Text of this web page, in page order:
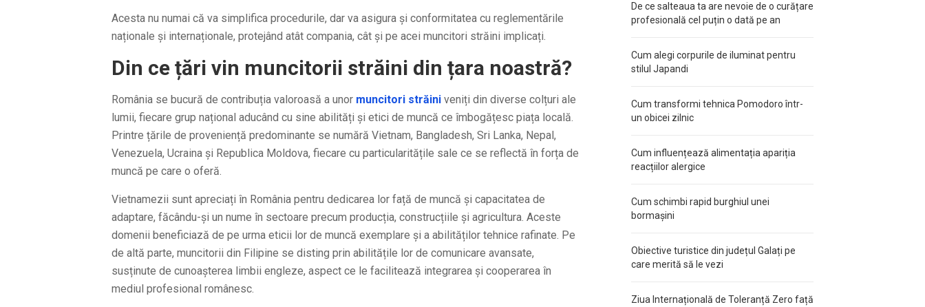
Acesta nu numai că va simplifica procedurile, dar va asigura și conformitatea cu reglementările
naționale și internaționale, protejând atât compania, cât și pe acei muncitori străini implicați.
Din ce țări vin muncitorii străini din țara noastră?
România se bucură de contribuția valoroasă a unor muncitori străini veniți din diverse colțuri ale
lumii, fiecare grup național aducând cu sine abilități și etici de muncă ce îmbogățesc piața locală.
Printre țările de proveniență predominante se numără Vietnam, Bangladesh, Sri Lanka, Nepal,
Venezuela, Ucraina și Republica Moldova, fiecare cu particularitățile sale ce se reflectă în forța de
muncă pe care o oferă.
Vietnamezii sunt apreciați în România pentru dedicarea lor față de muncă și capacitatea de
adaptare, făcându-și un nume în sectoare precum producția, construcțiile și agricultura. Aceste
domenii beneficiază de pe urma eticii lor de muncă exemplare și a abilităților tehnice rafinate. Pe
de altă parte, muncitorii din Filipine se disting prin abilitățile lor de comunicare avansate,
susținute de cunoașterea limbii engleze, aspect ce le facilitează integrarea și cooperarea în
mediul profesional românesc.
De ce salteaua ta are nevoie de o curățare
profesională cel puțin o dată pe an
Cum alegi corpurile de iluminat pentru
stilul Japandi
Cum transformi tehnica Pomodoro într-
un obicei zilnic
Cum influențează alimentația apariția
reacțiilor alergice
Cum schimbi rapid burghiul unei
bormașini
Obiective turistice din județul Galați pe
care merită să le vezi
Ziua Internațională de Toleranță Zero față